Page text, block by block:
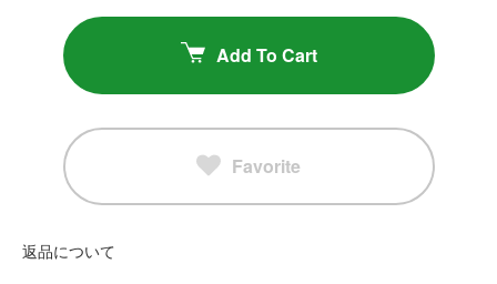
Add To Cart
Favorite
返品について